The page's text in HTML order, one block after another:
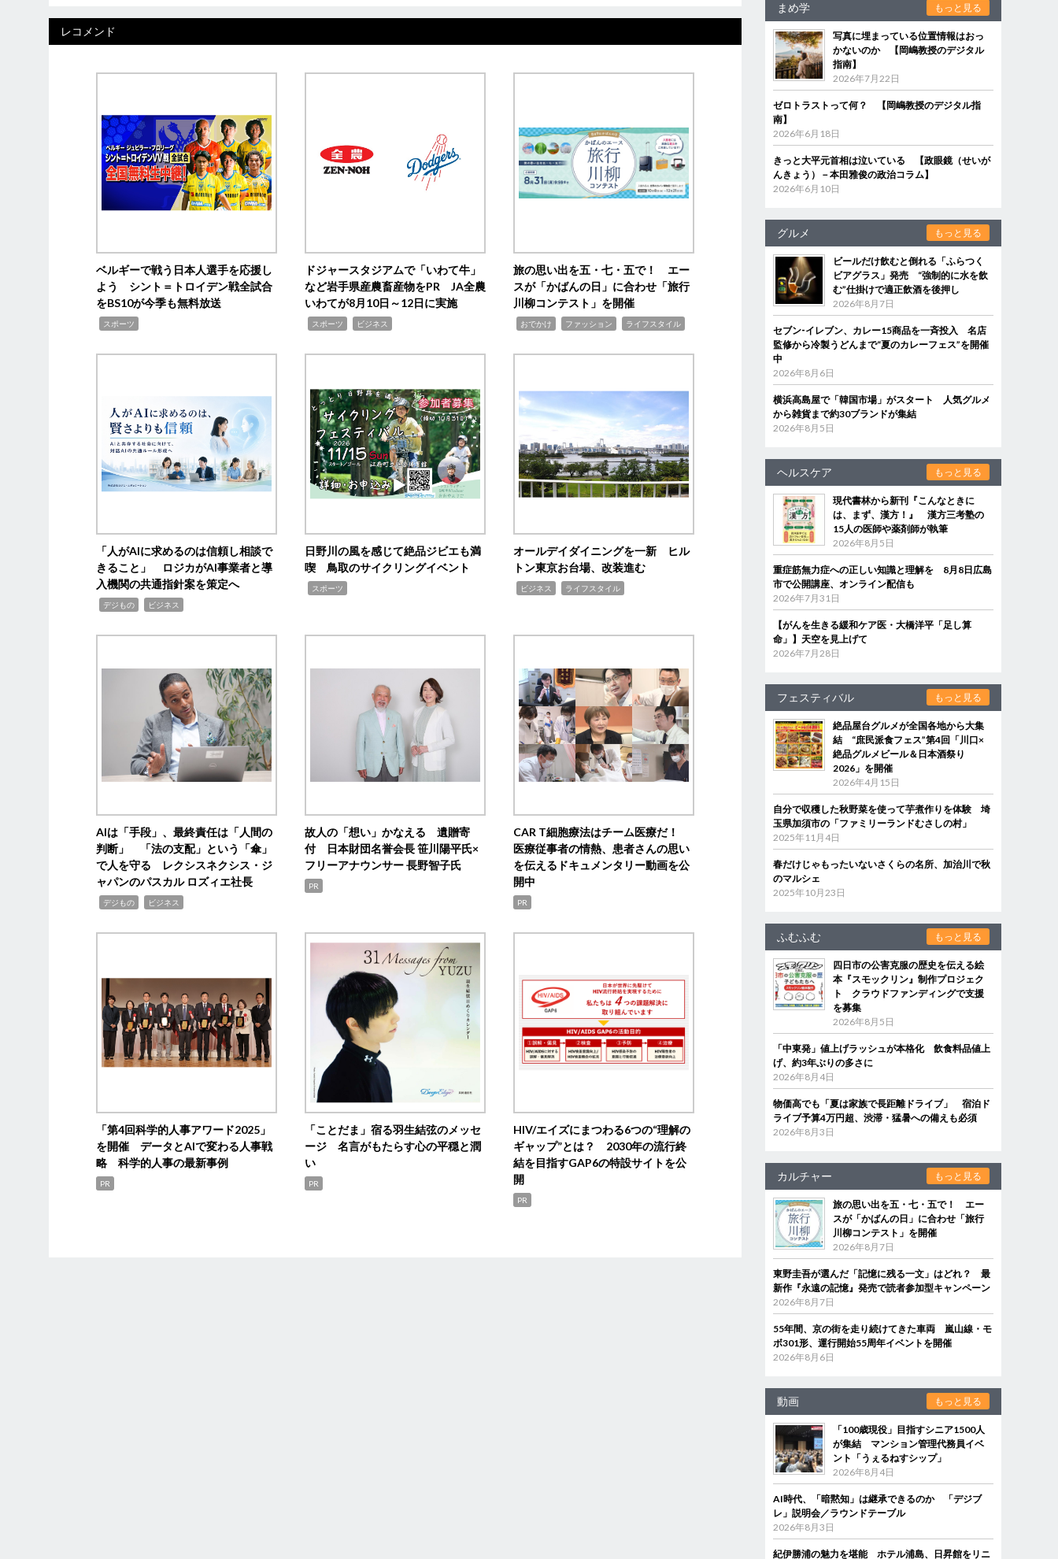
レコメンド
ベルギーで戦う日本人選手を応援し
よう シント＝トロイデン戦全試合
をBS10が今季も無料放送
スポーツ
ドジャースタジアムで「いわて牛」
など岩手県産農畜産物をPR JA全農
いわてが8月10日～12日に実施
スポーツ ビジネス
旅の思い出を五・七・五で！ エー
スが「かばんの日」に合わせ「旅行
川柳コンテスト」を開催
おでかけ ファッション ライフスタイル
「人がAIに求めるのは信頼し相談で
きること」 ロジカがAI事業者と導
入機関の共通指針案を策定へ
デジもの ビジネス
日野川の風を感じて絶品ジビエも満
喫 鳥取のサイクリングイベント
スポーツ
オールデイダイニングを一新 ヒル
トン東京お台場、改装進む
ビジネス ライフスタイル
AIは「手段」、最終責任は「人間の
判断」 「法の支配」という「傘」
で人を守る レクシスネクシス・ジ
ャパンのパスカル ロズィエ社長
デジもの ビジネス
故人の「想い」かなえる 遺贈寄
付 日本財団名誉会長 笹川陽平氏×
フリーアナウンサー 長野智子氏
PR
CAR T細胞療法はチーム医療だ！
医療従事者の情熱、患者さんの思い
を伝えるドキュメンタリー動画を公
開中
PR
「第4回科学的人事アワード2025」
を開催 データとAIで変わる人事戦
略 科学的人事の最新事例
PR
「ことだま」宿る羽生結弦のメッセ
ージ 名言がもたらす心の平穏と潤
い
PR
HIV/エイズにまつわる6つの“理解の
ギャップ”とは？ 2030年の流行終
結を目指すGAP6の特設サイトを公
開
PR
まめ学 もっと見る
写真に埋まっている位置情報はおっ
かないのか 【岡嶋教授のデジタル
指南】
2026年7月22日
ゼロトラストって何？ 【岡嶋教授のデジタル指
南】
2026年6月18日
きっと大平元首相は泣いている 【政眼鏡（せいが
んきょう）－本田雅俊の政治コラム】
2026年6月10日
グルメ もっと見る
ビールだけ飲むと倒れる「ふらつく
ビアグラス」発売 “強制的に水を飲
む”仕掛けで適正飲酒を後押し
2026年8月7日
セブン‐イレブン、カレー15商品を一斉投入 名店
監修から冷製うどんまで“夏のカレーフェス”を開催
中
2026年8月6日
横浜高島屋で「韓国市場」がスタート 人気グルメ
から雑貨まで約30ブランドが集結
2026年8月5日
ヘルスケア もっと見る
現代書林から新刊『こんなときに
は、まず、漢方！』 漢方三考塾の
15人の医師や薬剤師が執筆
2026年8月5日
重症筋無力症への正しい知識と理解を 8月8日広島
市で公開講座、オンライン配信も
2026年7月31日
【がんを生きる緩和ケア医・大橋洋平「足し算
命」】天空を見上げて
2026年7月28日
フェスティバル もっと見る
絶品屋台グルメが全国各地から大集
結 “庶民派食フェス”第4回「川口×
絶品グルメビール＆日本酒祭り
2026」を開催
2026年4月15日
自分で収穫した秋野菜を使って芋煮作りを体験 埼
玉県加須市の「ファミリーランドむさしの村」
2025年11月4日
春だけじゃもったいないさくらの名所、加治川で秋
のマルシェ
2025年10月23日
ふむふむ もっと見る
四日市の公害克服の歴史を伝える絵
本『スモックリン』制作プロジェク
ト クラウドファンディングで支援
を募集
2026年8月5日
「中東発」値上げラッシュが本格化 飲食料品値上
げ、約3年ぶりの多さに
2026年8月4日
物価高でも「夏は家族で長距離ドライブ」 宿泊ド
ライブ予算4万円超、渋滞・猛暑への備えも必須
2026年8月3日
カルチャー もっと見る
旅の思い出を五・七・五で！ エー
スが「かばんの日」に合わせ「旅行
川柳コンテスト」を開催
2026年8月7日
東野圭吾が選んだ「記憶に残る一文」はどれ？ 最
新作『永遠の記憶』発売で読者参加型キャンペーン
2026年8月7日
55年間、京の街を走り続けてきた車両 嵐山線・モ
ボ301形、運行開始55周年イベントを開催
2026年8月6日
動画 もっと見る
「100歳現役」目指すシニア1500人
が集結 マンション管理代務員イベ
ント「うぇるねすシップ」
2026年8月4日
AI時代、「暗黙知」は継承できるのか 「デジブ
レ」説明会／ラウンドテーブル
2026年8月3日
紀伊勝浦の魅力を堪能 ホテル浦島、日昇館をリニ